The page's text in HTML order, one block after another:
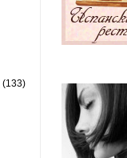
(133)